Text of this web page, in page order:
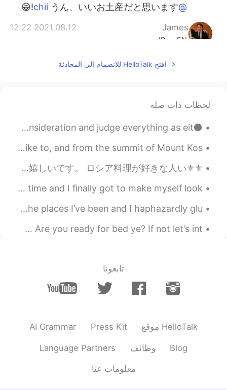
@chii
うん、いいお土産だと思います!😁
James
2021.08.12 12:22
EN
JP
はオランダが一番好きだと思います。
JP
EN
JP
EN
可愛い😂😂😂
ぽん PON
2021.08.12 11:37
え、知らなかった！ これいいね
chii
2021.08.12 11:30
にあるなんて初めて知った！！
افتح HelloTalk للانضمام الى المحادثة
لحظات ذات صله
⚫BLACK IDIOMS⚫ Black and white To take everything into consideration and judge everything as eit...
Spamming some moments tonight😅 Photos taken during the hike to, and from the summit of Mount Kos...
⚜⚜ニューヨークのロシア的なスーパー⚜⚜ 昨日はニューヨークでディズニーランドのようなロシア的なスーパーに行きました。 色々なロシア的な食料品を買って、嬉しいです。 ロシア料理が好きな人い...
I finally went to the pub for the first time in a long time and I finally got to make myself look...
While traveling, I keep a journal with stamps from all the places I’ve been and I haphazardly glu...
Hi there hellotalk friends 😇 I’m having breakfast 🧇 Are you ready for bed ye? If not let’s int...
تابعونا
AI Grammar Press Kit موقع HelloTalk
Language Partners وظائف Blog
معلومات عنا